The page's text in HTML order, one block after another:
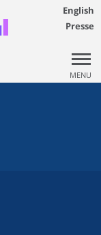
English
Presse
MENU